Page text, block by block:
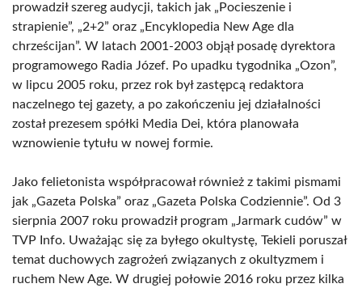
prowadził szereg audycji, takich jak „Pocieszenie i
strapienie”, „2+2” oraz „Encyklopedia New Age dla
chrześcijan”. W latach 2001-2003 objął posadę dyrektora
programowego Radia Józef. Po upadku tygodnika „Ozon”,
w lipcu 2005 roku, przez rok był zastępcą redaktora
naczelnego tej gazety, a po zakończeniu jej działalności
został prezesem spółki Media Dei, która planowała
wznowienie tytułu w nowej formie.
Jako felietonista współpracował również z takimi pismami
jak „Gazeta Polska” oraz „Gazeta Polska Codziennie”. Od 3
sierpnia 2007 roku prowadził program „Jarmark cudów” w
TVP Info. Uważając się za byłego okultystę, Tekieli poruszał
temat duchowych zagrożeń związanych z okultyzmem i
ruchem New Age. W drugiej połowie 2016 roku przez kilka